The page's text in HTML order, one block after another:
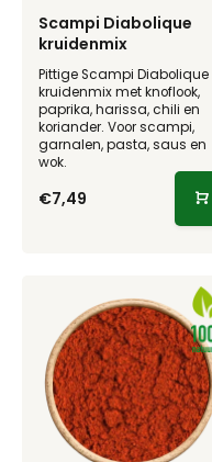
Scampi Diabolique
kruidenmix
Pittige Scampi Diabolique
kruidenmix met knoflook,
paprika, harissa, chili en
koriander. Voor scampi,
garnalen, pasta, saus en
wok.
€7,49